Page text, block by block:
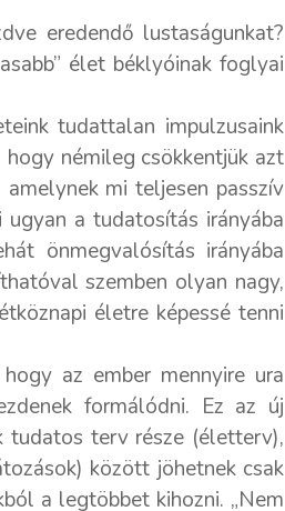
eredendő lustaságunkat?
élet béklyóinak foglyai
tudattalan impulzusaink
némileg csökkentjük azt
mi teljesen passzív
a tudatosítás irányába
önmegvalósítás irányába
szemben olyan nagy,
életre képessé tenni
az ember mennyire ura
formálódni. Ez az új
tudatos terv része (életterv),
között jöhetnek csak
a legtöbbet kihozni. „Nem